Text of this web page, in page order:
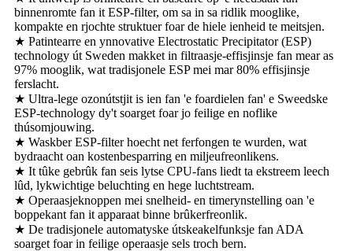
binnenromte fan it ESP-filter, om sa in sa ridlik mooglike,
kompakte en rjochte struktuer foar de hiele ienheid te meitsjen.
★ Patintearre en ynnovative Electrostatic Precipitator (ESP)
technology út Sweden makket in filtraasje-effisjinsje fan mear as
97% mooglik, wat tradisjonele ESP mei mar 80% effisjinsje
ferslacht.
★ Ultra-lege ozonútstjit is ien fan 'e foardielen fan' e Sweedske
ESP-technology dy't soarget foar jo feilige en noflike
thúsomjouwing.
★ Waskber ESP-filter hoecht net ferfongen te wurden, wat
bydraacht oan kostenbesparring en miljeufreonlikens.
★ It tûke gebrûk fan seis lytse CPU-fans liedt ta ekstreem leech
lûd, lykwichtige beluchting en hege luchtstream.
★ Operaasjeknoppen mei snelheid- en timerynstelling oan 'e
boppekant fan it apparaat binne brûkerfreonlik.
★ De tradisjonele automatyske útskeakelfunksje fan ADA
soarget foar in feilige operaasje sels troch bern.